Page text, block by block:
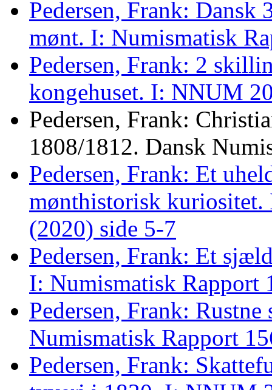
Pedersen, Frank:
mønt. I: Numismatisk
Pedersen, Frank: 2
kongehuset. I: NNUM
Pedersen, Frank:
1808/1812. Dansk
Pedersen, Frank: Et
mønthistorisk kuriositet.
(2020) side 5-7
Pedersen, Frank: Et
I: Numismatisk Rapport
Pedersen, Frank:
Numismatisk Rapport
Pedersen, Frank: